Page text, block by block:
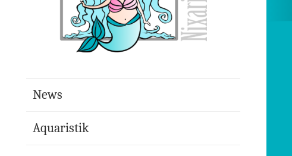
News
Aquaristik